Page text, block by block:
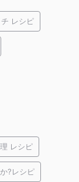
レシピ
レシピ
?レシピ